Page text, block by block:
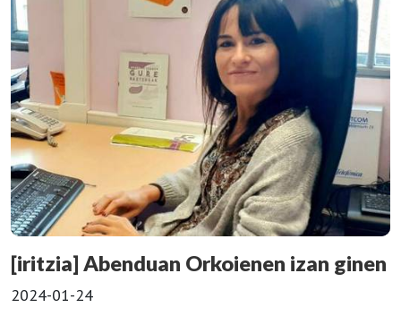
[iritzia] Abenduan Orkoienen izan ginen
2024-01-24